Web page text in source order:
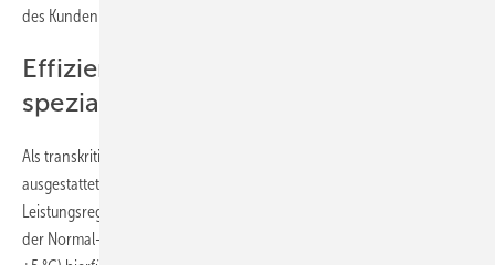
des Kunden hoch.
Effizienzsteigerung durch
spezialisierte Technologie
Als transkritische, invertergeregelte Kompakt-Verbundanlage,
ausgestattet mit drei Doppelswing-Verdichtern und einer
Leistungsregelung, ist die CO
der Normal- und Tiefkühlung (Verdampfungstemperatur: -40 °C bis